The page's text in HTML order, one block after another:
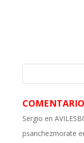
Sergio en
psanchezmorate